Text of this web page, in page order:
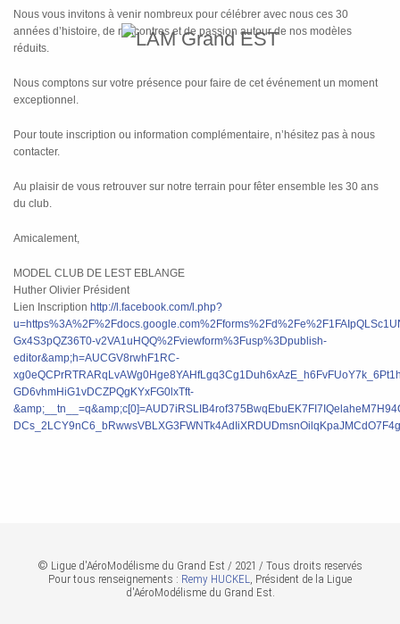
Nous vous invitons à venir nombreux pour célébrer avec nous ces 30
années d’histoire, de rencontres et de passion autour de nos modèles
réduits.
Nous comptons sur votre présence pour faire de cet événement un moment
exceptionnel.
Pour toute inscription ou information complémentaire, n’hésitez pas à nous
contacter.
Au plaisir de vous retrouver sur notre terrain pour fêter ensemble les 30 ans
du club.
Amicalement,
MODEL CLUB DE LEST EBLANGE
Huther Olivier Président
Lien Inscription http://l.facebook.com/l.php?
Gx4S3pQZ36T0-v2VA1uHQQ%2Fviewform%3Fusp%3Dpublish-
editor&amp;h=AUCGV8rwhF1RC-
GD6vhmHiG1vDCZPQgKYxFG0lxTft-
© Ligue d'AéroModélisme du Grand Est / 2021 / Tous droits reservés
Pour tous renseignements : Remy HUCKEL, Président de la Ligue
d'AéroModélisme du Grand Est.